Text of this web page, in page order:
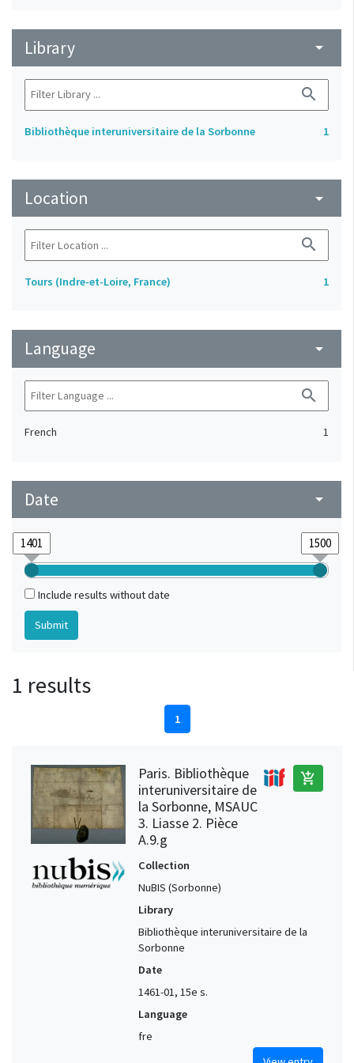
Library arrow_drop_down
search
Bibliothèque interuniversitaire de la Sorbonne 1
Location arrow_drop_down
search
Tours (Indre-et-Loire, France) 1
Language arrow_drop_down
search
French 1
Date arrow_drop_down
Include results without date
1 results
1
Paris. Bibliothèque
interuniversitaire de
la Sorbonne, MSAUC
3. Liasse 2. Pièce
A.9.g
add_shopping_cart
Collection
NuBIS (Sorbonne)
Library
Bibliothèque interuniversitaire de la
Sorbonne
Date
1461-01, 15e s.
Language
fre